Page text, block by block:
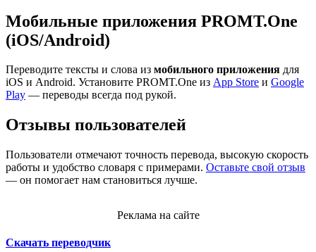
Мобильные приложения PROMT.One
(iOS/Android)
Переводите тексты и слова из мобильного приложения для
iOS и Android. Установите PROMT.One из App Store и Google
Play — переводы всегда под рукой.
Отзывы пользователей
Пользователи отмечают точность перевода, высокую скорость
работы и удобство словаря с примерами. Оставьте свой отзыв
— он помогает нам становиться лучше.
Реклама на сайте
Скачать переводчик